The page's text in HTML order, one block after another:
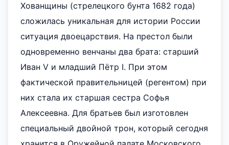
Хованщины (стрелецкого бунта 1682 года)
сложилась уникальная для истории России
ситуация двоецарствия. На престол были
одновременно венчаны два брата: старший
Иван V и младший Пётр I. При этом
фактической правительницей (регентом) при
них стала их старшая сестра Софья
Алексеевна. Для братьев был изготовлен
специальный двойной трон, который сегодня